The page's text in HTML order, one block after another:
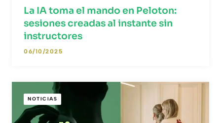
La IA toma el mando en Peloton:
sesiones creadas al instante sin
instructores
06/10/2025
NOTICIAS